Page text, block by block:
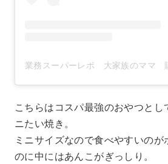
こちらはコスパ最強のおやつとし
ニたい焼き。
ミニサイズなので食べやすいの
のに中にはあんこがぎっしり。